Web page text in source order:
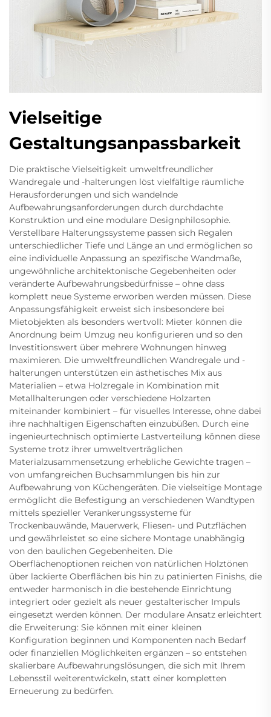
Vielseitige
Gestaltungsanpassbarkeit
Die praktische Vielseitigkeit umweltfreundlicher
Wandregale und -halterungen löst vielfältige räumliche
Herausforderungen und sich wandelnde
Aufbewahrungsanforderungen durch durchdachte
Konstruktion und eine modulare Designphilosophie.
Verstellbare Halterungssysteme passen sich Regalen
unterschiedlicher Tiefe und Länge an und ermöglichen so
eine individuelle Anpassung an spezifische Wandmaße,
ungewöhnliche architektonische Gegebenheiten oder
veränderte Aufbewahrungsbedürfnisse – ohne dass
komplett neue Systeme erworben werden müssen. Diese
Anpassungsfähigkeit erweist sich insbesondere bei
Mietobjekten als besonders wertvoll: Mieter können die
Anordnung beim Umzug neu konfigurieren und so den
Investitionswert über mehrere Wohnungen hinweg
maximieren. Die umweltfreundlichen Wandregale und -
halterungen unterstützen ein ästhetisches Mix aus
Materialien – etwa Holzregale in Kombination mit
Metallhalterungen oder verschiedene Holzarten
miteinander kombiniert – für visuelles Interesse, ohne dabei
ihre nachhaltigen Eigenschaften einzubüßen. Durch eine
ingenieurtechnisch optimierte Lastverteilung können diese
Systeme trotz ihrer umweltverträglichen
Materialzusammensetzung erhebliche Gewichte tragen –
von umfangreichen Buchsammlungen bis hin zur
Aufbewahrung von Küchengeräten. Die vielseitige Montage
ermöglicht die Befestigung an verschiedenen Wandtypen
mittels spezieller Verankerungssysteme für
Trockenbauwände, Mauerwerk, Fliesen- und Putzflächen
und gewährleistet so eine sichere Montage unabhängig
von den baulichen Gegebenheiten. Die
Oberflächenoptionen reichen von natürlichen Holztönen
über lackierte Oberflächen bis hin zu patinierten Finishs, die
entweder harmonisch in die bestehende Einrichtung
integriert oder gezielt als neuer gestalterischer Impuls
eingesetzt werden können. Der modulare Ansatz erleichtert
die Erweiterung: Sie können mit einer kleinen
Konfiguration beginnen und Komponenten nach Bedarf
oder finanziellen Möglichkeiten ergänzen – so entstehen
skalierbare Aufbewahrungslösungen, die sich mit Ihrem
Lebensstil weiterentwickeln, statt einer kompletten
Erneuerung zu bedürfen.